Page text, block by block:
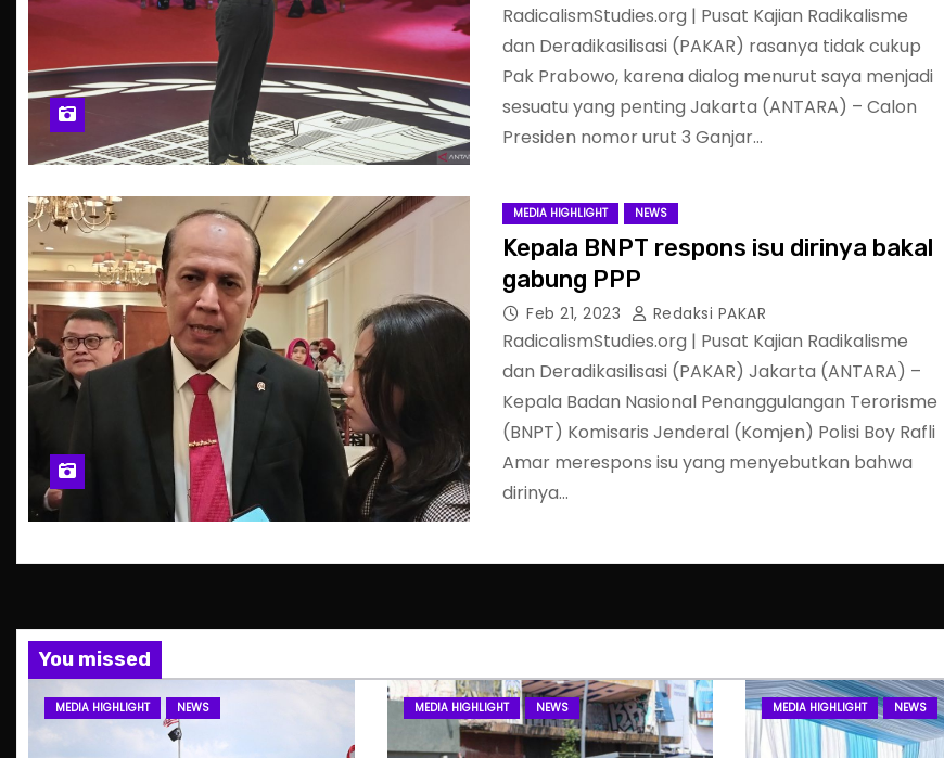
RadicalismStudies.org | Pusat Kajian Radikalisme
dan Deradikasilisasi (PAKAR) rasanya tidak cukup
Pak Prabowo, karena dialog menurut saya menjadi
sesuatu yang penting Jakarta (ANTARA) – Calon
Presiden nomor urut 3 Ganjar…
MEDIA HIGHLIGHT NEWS
Kepala BNPT respons isu dirinya bakal
gabung PPP
Feb 21, 2023 Redaksi PAKAR
RadicalismStudies.org | Pusat Kajian Radikalisme
dan Deradikasilisasi (PAKAR) Jakarta (ANTARA) –
Kepala Badan Nasional Penanggulangan Terorisme
(BNPT) Komisaris Jenderal (Komjen) Polisi Boy Rafli
Amar merespons isu yang menyebutkan bahwa
dirinya…
You missed
MEDIA HIGHLIGHT NEWS MEDIA HIGHLIGHT NEWS MEDIA HIGHLIGHT NEWS